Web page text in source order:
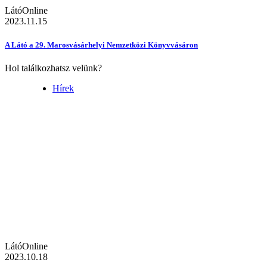
LátóOnline
2023.11.15
A Látó a 29. Marosvásárhelyi Nemzetközi Könyvvásáron
Hol találkozhatsz velünk?
Hírek
LátóOnline
2023.10.18